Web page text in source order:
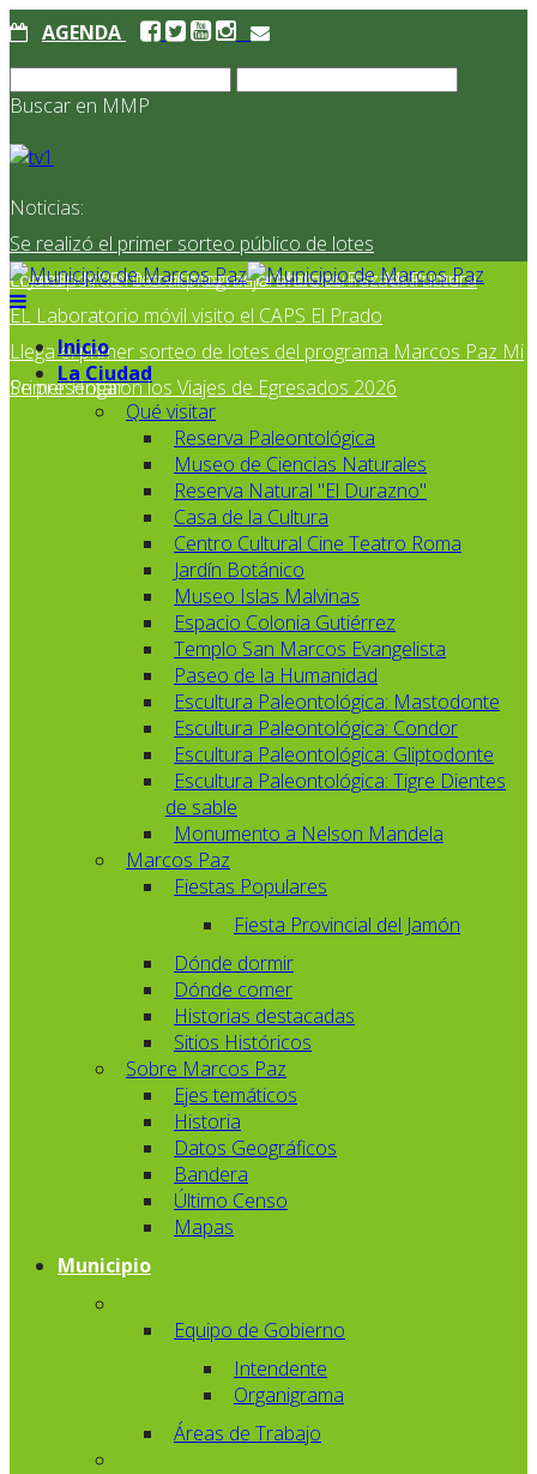
AGENDA
Buscar en MMP
Noticias:
Se realizó el primer sorteo público de lotes
correspondientes al programa Marcos Paz Mi Primer
El Jardín N° 910 continúa mejorando su infraestructura
EL Laboratorio móvil visito el CAPS El Prado
Llega el primer sorteo de lotes del programa Marcos Paz Mi
Primer Hogar
Se presentaron los Viajes de Egresados 2026
Inicio
La Ciudad
Qué visitar
Reserva Paleontológica
Museo de Ciencias Naturales
Reserva Natural "El Durazno"
Casa de la Cultura
Centro Cultural Cine Teatro Roma
Jardín Botánico
Museo Islas Malvinas
Espacio Colonia Gutiérrez
Templo San Marcos Evangelista
Paseo de la Humanidad
Escultura Paleontológica: Mastodonte
Escultura Paleontológica: Condor
Escultura Paleontológica: Gliptodonte
Escultura Paleontológica: Tigre Dientes
de sable
Monumento a Nelson Mandela
Marcos Paz
Fiestas Populares
Fiesta Provincial del Jamón
Dónde dormir
Dónde comer
Historias destacadas
Sitios Históricos
Sobre Marcos Paz
Ejes temáticos
Historia
Datos Geográficos
Bandera
Último Censo
Mapas
Municipio
Equipo de Gobierno
Intendente
Organigrama
Áreas de Trabajo